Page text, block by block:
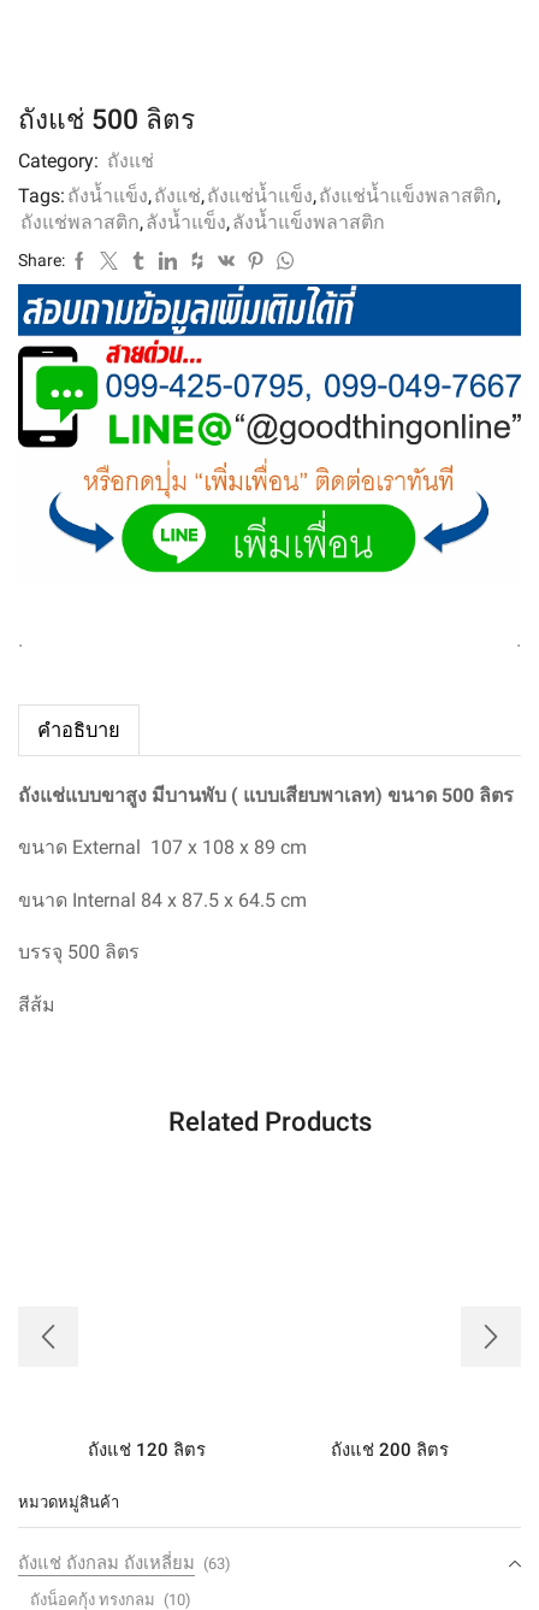
ถังแช่ 500 ลิตร
Category: ถังแช่
Tags: ถังน้ำแข็ง,ถังแช่,ถังแช่น้ำแข็ง,ถังแช่น้ำแข็งพลาสติก,
ถังแช่พลาสติก,ลังน้ำแข็ง,ลังน้ำแข็งพลาสติก
Share:
. .
คำอธิบาย
ถังแช่แบบขาสูง มีบานพับ ( แบบเสียบพาเลท) ขนาด 500 ลิตร
ขนาด External 107 x 108 x 89 cm
ขนาด Internal 84 x 87.5 x 64.5 cm
บรรจุ 500 ลิตร
สีส้ม
Related Products
ถังแช่ 120 ลิตร ถังแช่ 200 ลิตร
หมวดหมู่สินค้า
ถังแช่ ถังกลม ถังเหลี่ยม (63)
ถังน็อคกุ้ง ทรงกลม (10)